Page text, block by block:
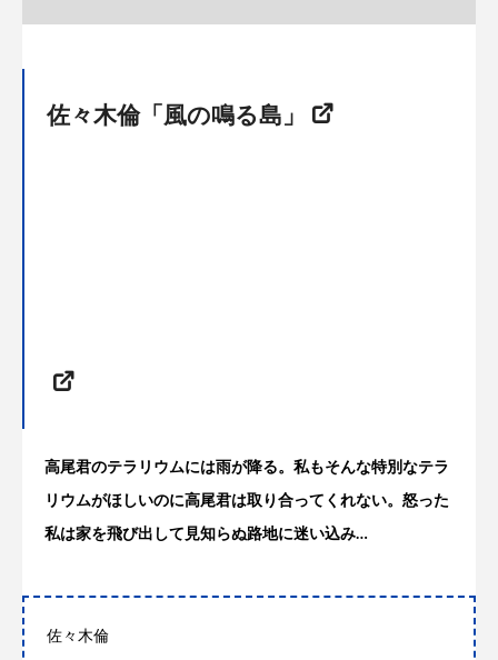
佐々木倫「風の鳴る島」
高尾君のテラリウムには雨が降る。私もそんな特別なテラ
リウムがほしいのに高尾君は取り合ってくれない。怒った
私は家を飛び出して見知らぬ路地に迷い込み…
佐々木倫